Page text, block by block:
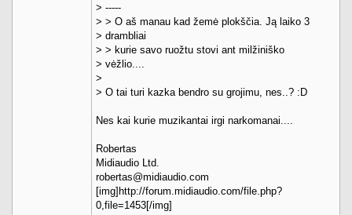
> -----
> > O aš manau kad žemė plokščia. Ją laiko 3
> drambliai
> > kurie savo ruožtu stovi ant milžiniško
> vėžlio....
>
> O tai turi kazka bendro su grojimu, nes..? :D
Nes kai kurie muzikantai irgi narkomanai....
Robertas
Midiaudio Ltd.
robertas@midiaudio.com
[img]http://forum.midiaudio.com/file.php?
0,file=1453[/img]